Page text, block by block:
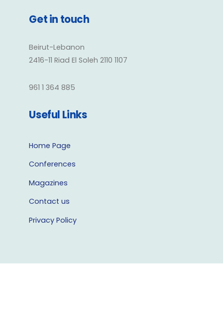
Get in touch
Beirut-Lebanon
2416-11 Riad El Soleh 2110 1107
961 1 364 885
Useful Links
Home Page
Conferences
Magazines
Contact us
Privacy Policy